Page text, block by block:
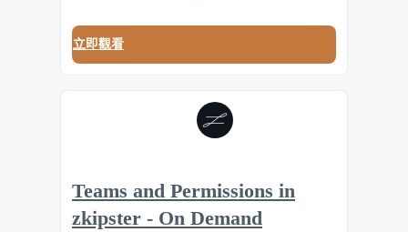
立即觀看
Teams and Permissions in
zkipster - On Demand